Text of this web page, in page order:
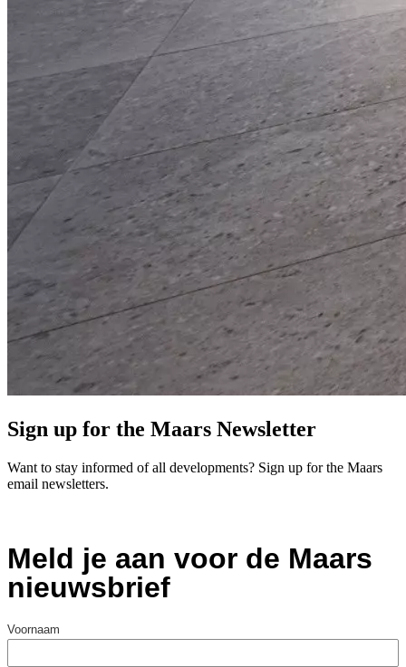
Sign up for the Maars Newsletter
Want to stay informed of all developments? Sign up for the Maars
email newsletters.